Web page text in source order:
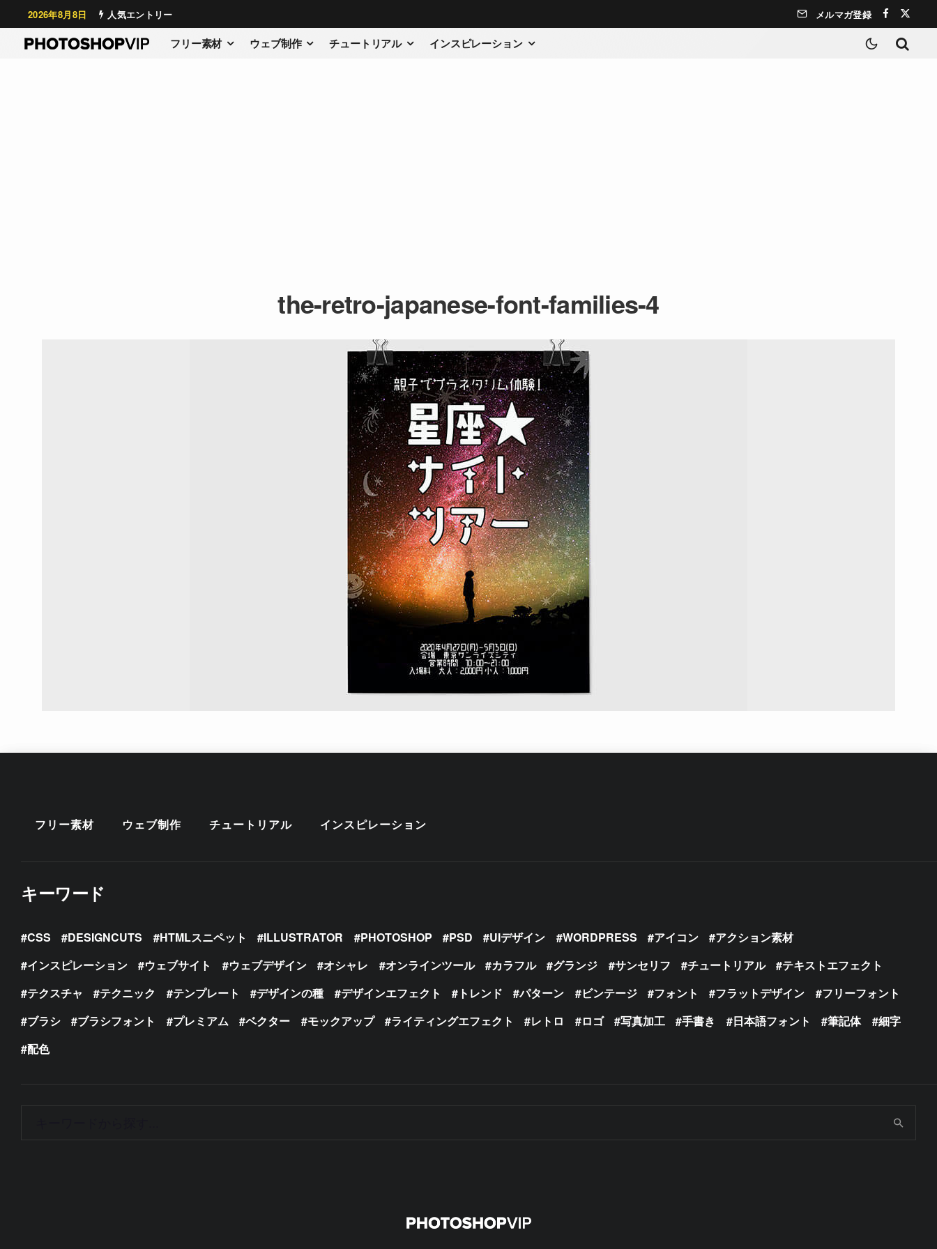
2026年8月8日 人気エントリー メルマガ登録
フリー素材 ウェブ制作 チュートリアル インスピレーション
the-retro-japanese-font-families-4
フリー素材 ウェブ制作 チュートリアル インスピレーション
キーワード
CSS DESIGNCUTS HTMLスニペット ILLUSTRATOR PHOTOSHOP PSD UIデザイン WORDPRESS アイコン
アクション素材
インスピレーション
ウェブサイト ウェブデザイン オシャレ オンラインツール カラフル グランジ サンセリフ チュートリアル
テキストエフェクト
テクスチャ
テクニック テンプレート デザインの種 デザインエフェクト トレンド パターン ビンテージ フォント フラットデザイン
フリーフォント
ブラシ
ブラシフォント プレミアム ベクター モックアップ ライティングエフェクト レトロ ロゴ 写真加工 手書き 日本語フォント 筆記体
細字
配色